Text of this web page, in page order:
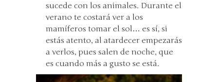
sucede con los animales. Durante el
verano te costará ver a los
mamíferos tomar el sol… es sí, si
estás atento, al atardecer empezarás
a verlos, pues salen de noche, que
es cuando más a gusto se está.